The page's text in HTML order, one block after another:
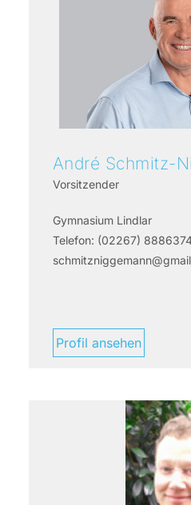
André Schmitz-
Vorsitzender
Gymnasium Lindlar
Telefon: (02267)
Profil ansehen